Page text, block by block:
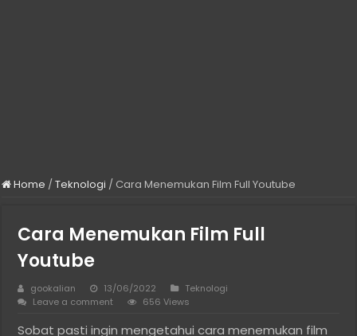
Home / Teknologi / Cara Menemukan Film Full Youtube
Cara Menemukan Film Full
Youtube
gookalian 13/06/2022
Teknologi
Leave a comment
656 Views
Sobat pasti ingin mengetahui cara menemukan film